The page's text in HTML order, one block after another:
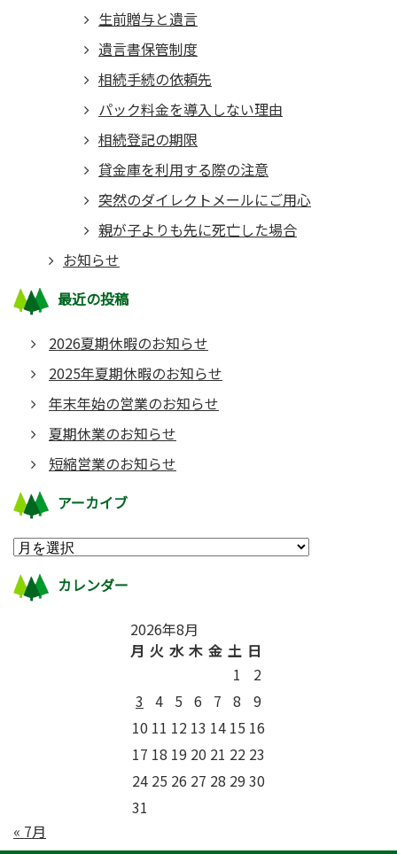
生前贈与と遺言
遺言書保管制度
相続手続の依頼先
パック料金を導入しない理由
相続登記の期限
貸金庫を利用する際の注意
突然のダイレクトメールにご用心
親が子よりも先に死亡した場合
お知らせ
最近の投稿
2026夏期休暇のお知らせ
2025年夏期休暇のお知らせ
年末年始の営業のお知らせ
夏期休業のお知らせ
短縮営業のお知らせ
アーカイブ
カレンダー
2026年8月
月 火 水 木 金 土 日
1
2
3 4 5 6 7 8
9
10 11 12 13 14 15 16
17 18 19 20 21 22 23
24 25 26 27 28 2930
31
« 7月